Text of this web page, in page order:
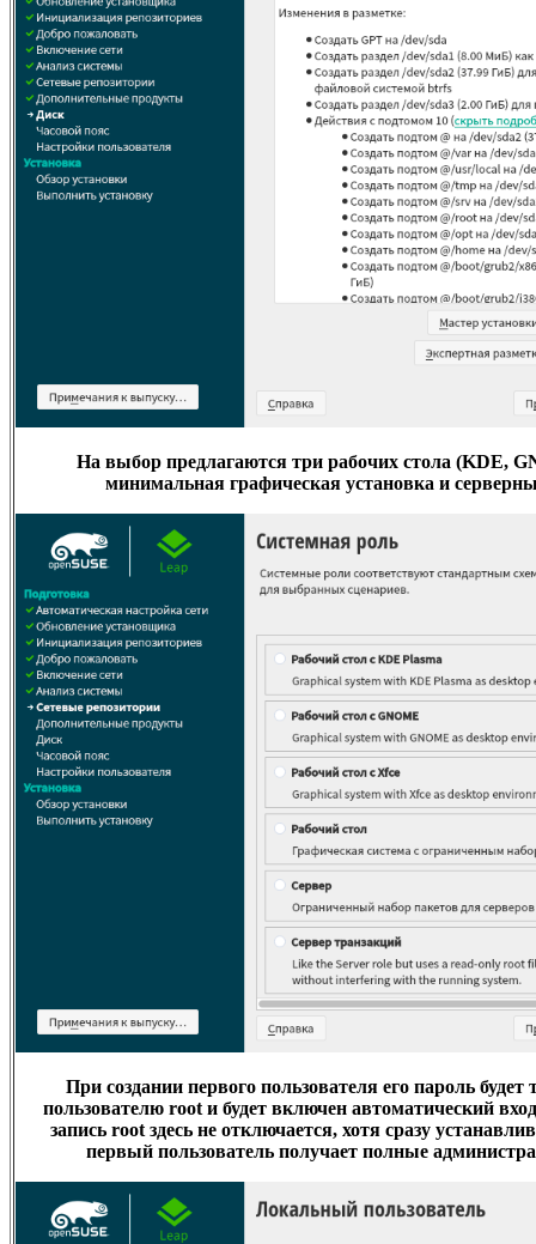
На выбор предлагаются три рабочих стола (KDE,
минимальная графическая установка и
При создании первого пользователя его пароль будет
пользователю root и будет включен автоматический
запиcь root здесь не отключается, хотя сразу
первый пользователь получает полные